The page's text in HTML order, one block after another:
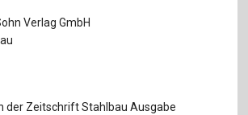
Verlag GmbH
der Zeitschrift Stahlbau Ausgabe